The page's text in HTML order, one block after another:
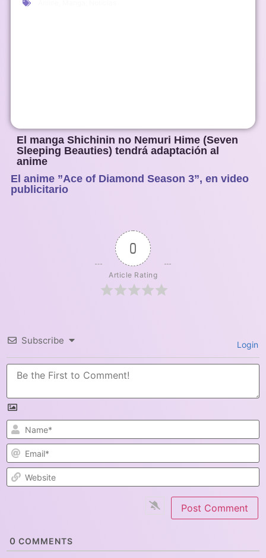
El manga Shichinin no Nemuri Hime (Seven
Sleeping Beauties) tendrá adaptación al
anime
El anime ”Ace of Diamond Season 3”, en video
publicitario
0
Article Rating
Subscribe Login
0 COMMENTS